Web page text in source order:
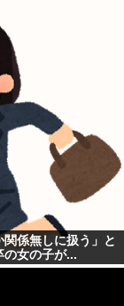
関係無しに扱う」と
の女の子が...